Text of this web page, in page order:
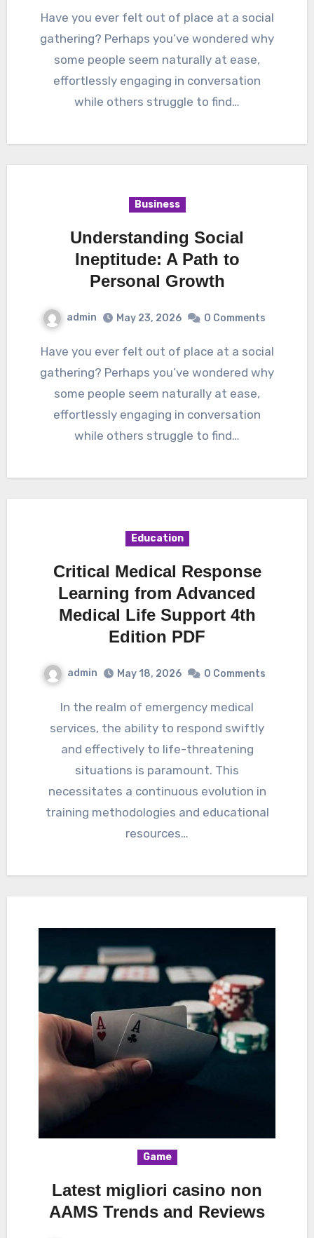
Have you ever felt out of place at a social
gathering? Perhaps you’ve wondered why
some people seem naturally at ease,
effortlessly engaging in conversation
while others struggle to find…
Business
Understanding Social
Ineptitude: A Path to
Personal Growth
admin May 23, 2026 0 Comments
Have you ever felt out of place at a social
gathering? Perhaps you’ve wondered why
some people seem naturally at ease,
effortlessly engaging in conversation
while others struggle to find…
Education
Critical Medical Response
Learning from Advanced
Medical Life Support 4th
Edition PDF
admin May 18, 2026 0 Comments
In the realm of emergency medical
services, the ability to respond swiftly
and effectively to life-threatening
situations is paramount. This
necessitates a continuous evolution in
training methodologies and educational
resources…
Game
Latest migliori casino non
AAMS Trends and Reviews